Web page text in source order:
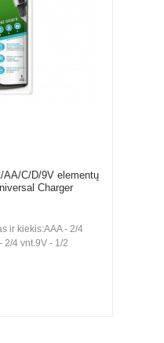
AA/C/D/9V elementų
Charger
ir kiekis:AAA - 2/4
2/4 vnt.9V - 1/2